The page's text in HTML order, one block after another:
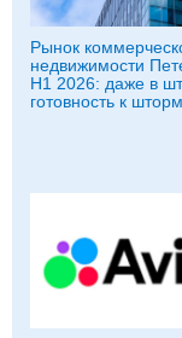
Рынок
недвижимости
H1 2026: даже в
готовность к